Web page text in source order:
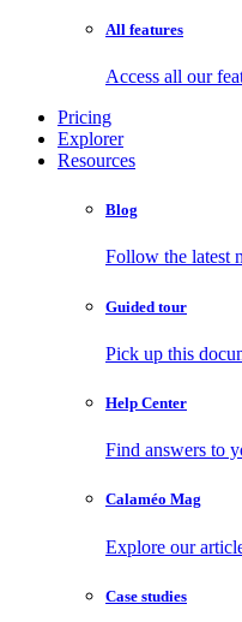
All features
Access all our
Pricing
Explorer
Resources
Blog
Follow the latest
Guided tour
Pick up this
Help Center
Find answers to
Calaméo Mag
Explore our
Case studies